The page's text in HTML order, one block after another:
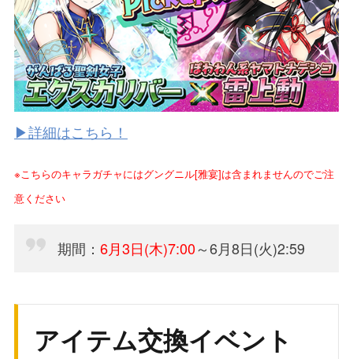
▶詳細はこちら！
※こちらのキャラガチャにはグングニル[雅宴]は含まれませんのでご注
意ください
期間： 6月3日(木)7:00～6月8日(火)2:59
アイテム交換イベント